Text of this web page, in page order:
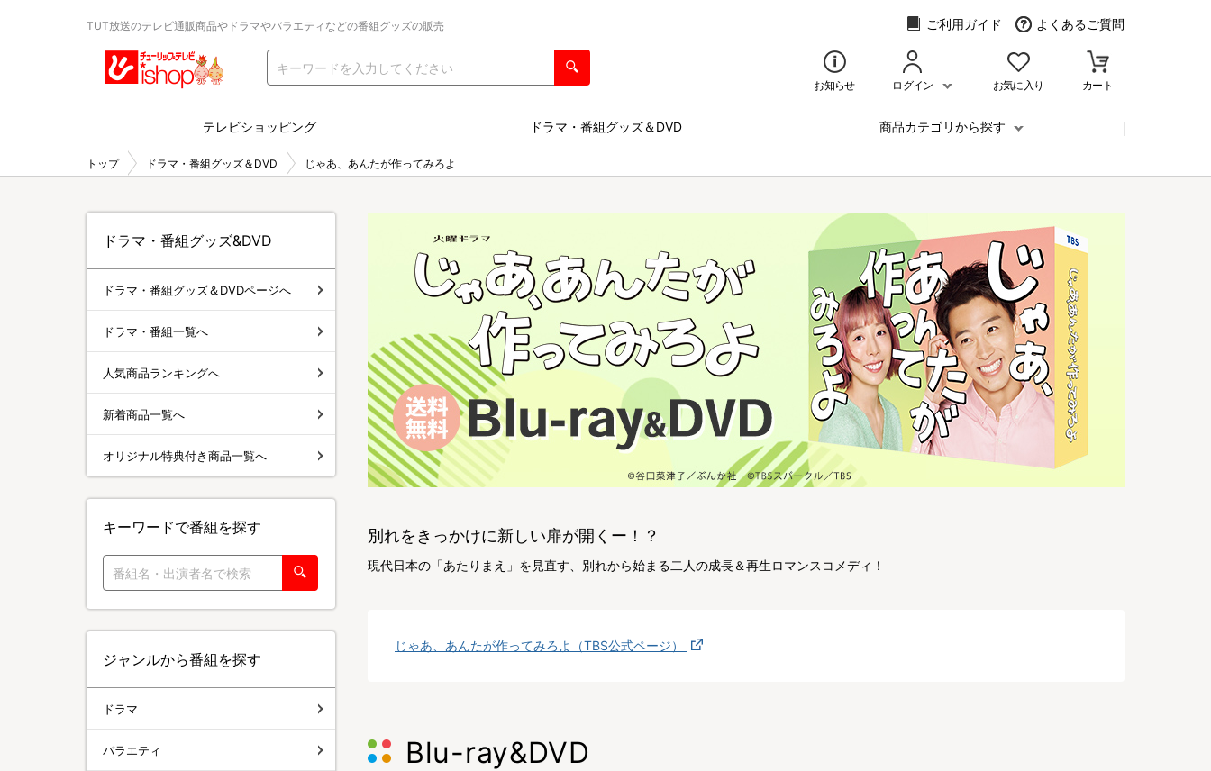
TUT放送のテレビ通販商品やドラマやバラエティなどの番組グッズの販売 ご利用ガイド よくあるご質問
お知らせ ログイン お気に入り カート
テレビショッピング ドラマ・番組グッズ＆DVD 商品カテゴリから探す
トップ ドラマ・番組グッズ＆DVD じゃあ、あんたが作ってみろよ
別れをきっかけに新しい扉が開くー！？
現代日本の「あたりまえ」を見直す、別れから始まる二人の成長＆再生ロマンスコメディ！
じゃあ、あんたが作ってみろよ（TBS公式ページ）
Blu-ray&DVD
ドラマ・番組グッズ&DVD
ドラマ・番組グッズ＆DVDページへ
ドラマ・番組一覧へ
人気商品ランキングへ
新着商品一覧へ
オリジナル特典付き商品一覧へ
キーワードで番組を探す
ジャンルから番組を探す
ドラマ
バラエティ